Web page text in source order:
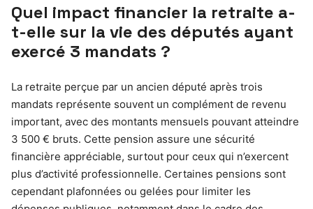
Quel impact financier la retraite a-
t-elle sur la vie des députés ayant
exercé 3 mandats ?
La retraite perçue par un ancien député après trois
mandats représente souvent un complément de revenu
important, avec des montants mensuels pouvant atteindre
3 500 € bruts. Cette pension assure une sécurité
financière appréciable, surtout pour ceux qui n’exercent
plus d’activité professionnelle. Certaines pensions sont
cependant plafonnées ou gelées pour limiter les